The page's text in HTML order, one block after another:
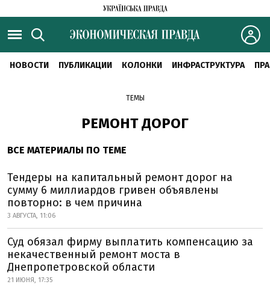
НОВОСТИ ПУБЛИКАЦИИ КОЛОНКИ ИНФРАСТРУКТУРА
ТЕМЫ
РЕМОНТ ДОРОГ
ВСЕ МАТЕРИАЛЫ ПО ТЕМЕ
Тендеры на капитальный ремонт дорог на
сумму 6 миллиардов гривен объявлены
повторно: в чем причина
3 АВГУСТА, 11:06
Суд обязал фирму выплатить компенсацию за
некачественный ремонт моста в
Днепропетровской области
21 ИЮНЯ, 17:35